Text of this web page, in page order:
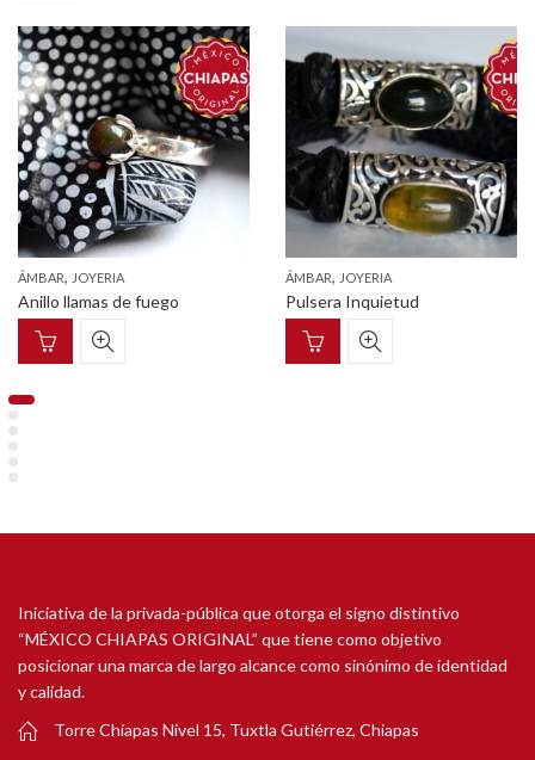
ÁMBAR, JOYERIA
Anillo llamas de fuego
ÁMBAR, JOYERIA
Pulsera Inquietud
Iniciativa de la privada-pública que otorga el signo distintivo
“MÉXICO CHIAPAS ORIGINAL” que tiene como objetivo
posicionar una marca de largo alcance como sinónimo de identidad
y calidad.
Torre Chiapas Nivel 15, Tuxtla Gutiérrez, Chiapas